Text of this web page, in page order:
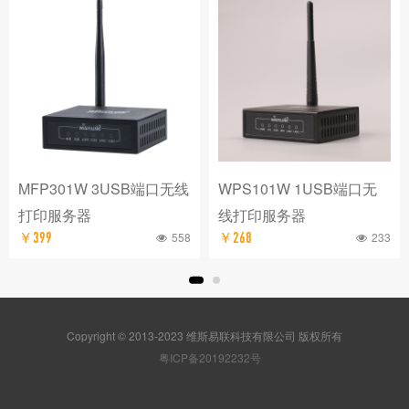
MFP301W 3USB端口无线
打印服务器
￥399 558
WPS101W 1USB端口无
线打印服务器
￥268 233
Copyright © 2013-2023 维斯易联科技有限公司 版权所有
粤ICP备20192232号